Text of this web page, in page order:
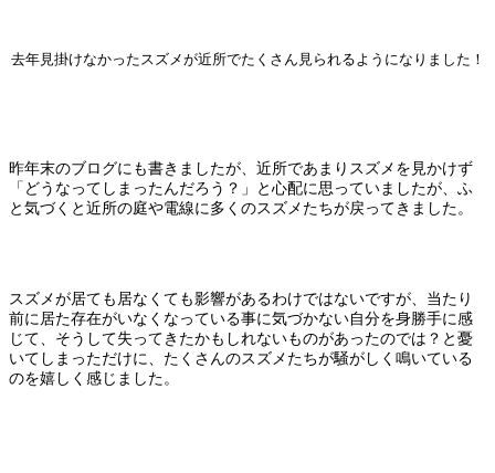
去年見掛けなかったスズメが近所でたくさん見られるようになりました！
昨年末のブログにも書きましたが、近所であまりスズメを見かけず
「どうなってしまったんだろう？」と心配に思っていましたが、ふ
と気づくと近所の庭や電線に多くのスズメたちが戻ってきました。
スズメが居ても居なくても影響があるわけではないですが、当たり
前に居た存在がいなくなっている事に気づかない自分を身勝手に感
じて、そうして失ってきたかもしれないものがあったのでは？と憂
いてしまっただけに、たくさんのスズメたちが騒がしく鳴いている
のを嬉しく感じました。